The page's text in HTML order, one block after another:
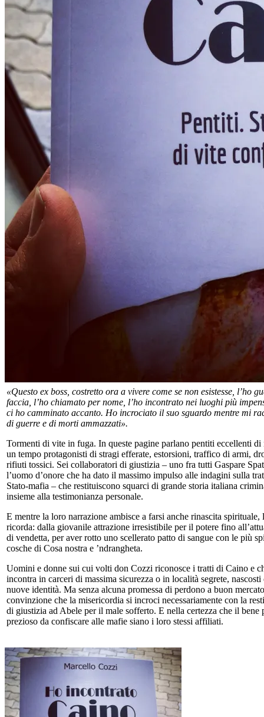
«Questo ex boss, costretto ora a vivere come se non esistesse, l’ho
faccia, l’ho chiamato per nome, l’ho incontrato nei luoghi più
ci ho camminato accanto. Ho incrociato il suo sguardo mentre mi
di guerre e di morti ammazzati».
Tormenti di vite in fuga. In queste pagine parlano pentiti eccellenti di
un tempo protagonisti di stragi efferate, estorsioni, traffico di armi,
rifiuti tossici. Sei collaboratori di giustizia – uno fra tutti Gaspare
l’uomo d’onore che ha dato il massimo impulso alle indagini sulla
Stato-mafia – che restituiscono squarci di grande storia italiana
insieme alla testimonianza personale.
E mentre la loro narrazione ambisce a farsi anche rinascita spirituale,
ricorda: dalla giovanile attrazione irresistibile per il potere fino
di vendetta, per aver rotto uno scellerato patto di sangue con le più
cosche di Cosa nostra e ’ndrangheta.
Uomini e donne sui cui volti don Cozzi riconosce i tratti di Caino e
incontra in carceri di massima sicurezza o in località segrete, nascosti
nuove identità. Ma senza alcuna promessa di perdono a buon
convinzione che la misericordia si incroci necessariamente con la
di giustizia ad Abele per il male sofferto. E nella certezza che il bene
prezioso da confiscare alle mafie siano i loro stessi affiliati.